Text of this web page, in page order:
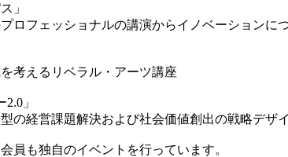
」
ロフェッショナルの講演からイノベーションに
考えるリベラル・アーツ講座
」
の経営課題解決および社会価値創出の戦略デザ
員も独自のイベントを行っています。